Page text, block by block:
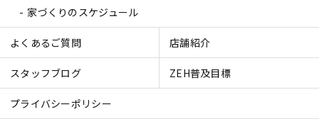
家づくりのスケジュール
よくあるご質問 店舗紹介
スタッフブログ ZEH普及目標
プライバシーポリシー